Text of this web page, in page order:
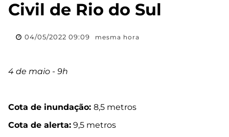
Civil de Rio do Sul
04/05/2022 09:09 mesma hora
4 de maio - 9h
Cota de inundação: 8,5 metros
Cota de alerta: 9,5 metros